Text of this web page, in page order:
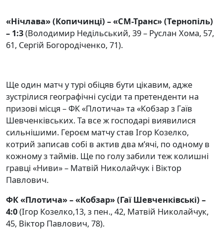
«Нічлава» (Копичинці) – «СМ-Транс» (Тернопіль)
– 1:3(Володимир Недільський, 39 – Руслан Хома, 57,
61, Сергій Богородіченко, 71).
Ще один матч у турі обіцяв бути цікавим, адже
зустрілися географічні сусіди та претенденти на
призові місця – ФК «Плотича» та «Кобзар з Гаїв
Шевченківських. Та все ж господарі виявилися
сильнішими. Героєм матчу став Ігор Козелко,
котрий записав собі в актив два м’ячі, по одному в
кожному з таймів. Ще по голу забили теж колишні
гравці «Ниви» – Матвій Николайчук і Віктор
Павлович.
ФК «Плотича» – «Кобзар» (Гаї Шевченківські) –
4:0(Ігор Козелко,13, з пен., 42, Матвій Николайчук,
45, Віктор Павлович, 78).